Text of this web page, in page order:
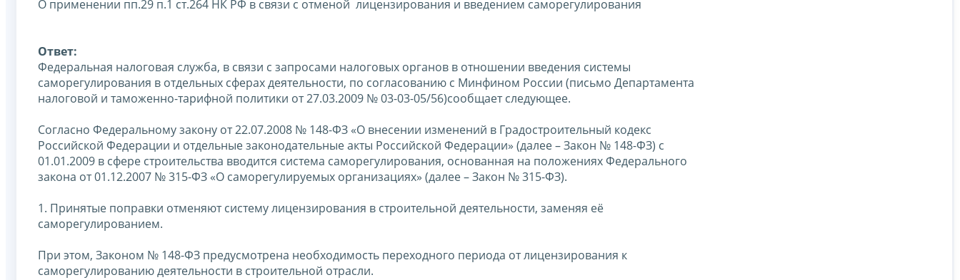
О применении пп.29 п.1 ст.264 НК РФ в связи с отменой лицензирования и введением саморегулирования
Ответ:
Федеральная налоговая служба, в связи с запросами налоговых органов в отношении введения системы
саморегулирования в отдельных сферах деятельности, по согласованию с Минфином России (письмо Департамента
налоговой и таможенно-тарифной политики от 27.03.2009 № 03-03-05/56)сообщает следующее.
Согласно Федеральному закону от 22.07.2008 № 148-ФЗ «О внесении изменений в Градостроительный кодекс
Российской Федерации и отдельные законодательные акты Российской Федерации» (далее – Закон № 148-ФЗ) с
01.01.2009 в сфере строительства вводится система саморегулирования, основанная на положениях Федерального
закона от 01.12.2007 № 315-ФЗ «О саморегулируемых организациях» (далее – Закон № 315-ФЗ).
1. Принятые поправки отменяют систему лицензирования в строительной деятельности, заменяя её
саморегулированием.
При этом, Законом № 148-ФЗ предусмотрена необходимость переходного периода от лицензирования к
саморегулированию деятельности в строительной отрасли.